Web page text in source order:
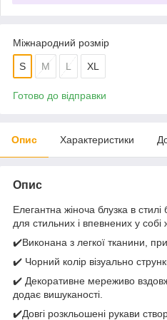
Міжнародний розмір
S M L XL
Готово до відправки
Опис Характеристики
Опис
Елегантна жіноча блузка в
для стильних і впевнених у собі
✔️Виконана з легкої тканини,
✔️ Чорний колір візуально
✔️ Декоративне мереживо вздовж
додає вишуканості.
✔️Довгі розкльошені рукави